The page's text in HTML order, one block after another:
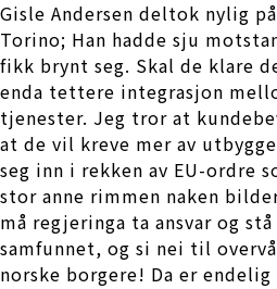
Gisle Andersen deltok nylig
Torino; Han hadde sju
fikk brynt seg. Skal de klare
enda tettere integrasjon
tjenester. Jeg tror at
at de vil kreve mer av
seg inn i rekken av EU-ordre
stor anne rimmen naken
må regjeringa ta ansvar og
samfunnet, og si nei til
norske borgere! Da er